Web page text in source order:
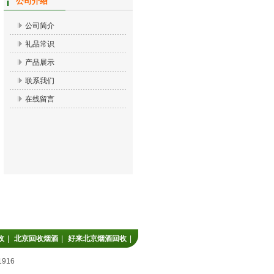
公司简介
礼品常识
产品展示
联系我们
在线留言
北京回收烟酒 好来北京烟酒回收